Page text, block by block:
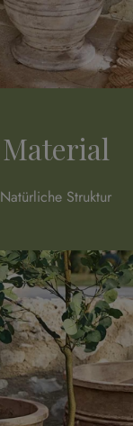
Material
Natürliche Struktur